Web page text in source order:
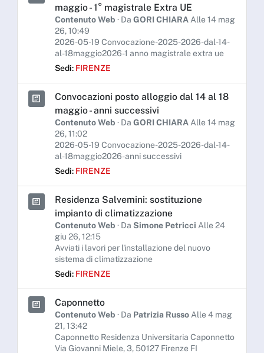
maggio - 1° magistrale Extra UE
Contenuto Web · Da GORI CHIARA Alle 14 mag
26, 10:49
2026-05-19 Convocazione-2025-2026-dal-14-
al-18maggio2026-1 anno magistrale extra ue
Sedi: FIRENZE
Convocazioni posto alloggio dal 14 al 18
maggio - anni successivi
Contenuto Web · Da GORI CHIARA Alle 14 mag
26, 11:02
2026-05-19 Convocazione-2025-2026-dal-14-
al-18maggio2026-anni successivi
Sedi: FIRENZE
Residenza Salvemini: sostituzione
impianto di climatizzazione
Contenuto Web · Da Simone Petricci Alle 24
giu 26, 12:15
Avviati i lavori per l'installazione del nuovo
sistema di climatizzazione
Sedi: FIRENZE
Caponnetto
Contenuto Web · Da Patrizia Russo Alle 4 mag
21, 13:42
Caponnetto Residenza Universitaria Caponnetto
Via Giovanni Miele, 3, 50127 Firenze FI